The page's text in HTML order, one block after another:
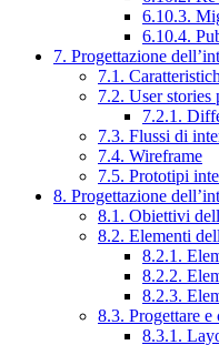
6.10.3.
6.10.4.
7. Progettazione
7.1.
7.2. User stories
7.2.1.
7.3. Flussi di
7.4. Wireframe
7.5. Prototipi
8. Progettazione
8.1. Obiettivi
8.2. Elementi
8.2.1.
8.2.2.
8.2.3.
8.3. Progettare e
8.3.1.